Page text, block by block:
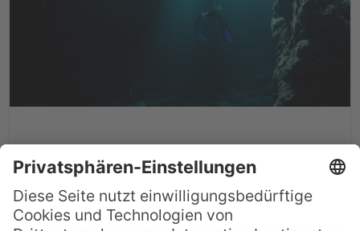
Die 10 schönsten
Tauchplätze auf Yap